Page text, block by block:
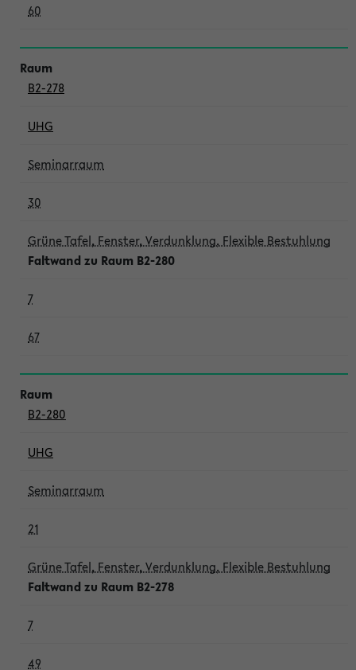
60
B2-278
UHG
Seminarraum
30
Grüne Tafel, Fenster, Verdunklung, Flexible Bestuhlung
Faltwand zu Raum B2-280
7
67
B2-280
UHG
Seminarraum
21
Grüne Tafel, Fenster, Verdunklung, Flexible Bestuhlung
Faltwand zu Raum B2-278
7
49